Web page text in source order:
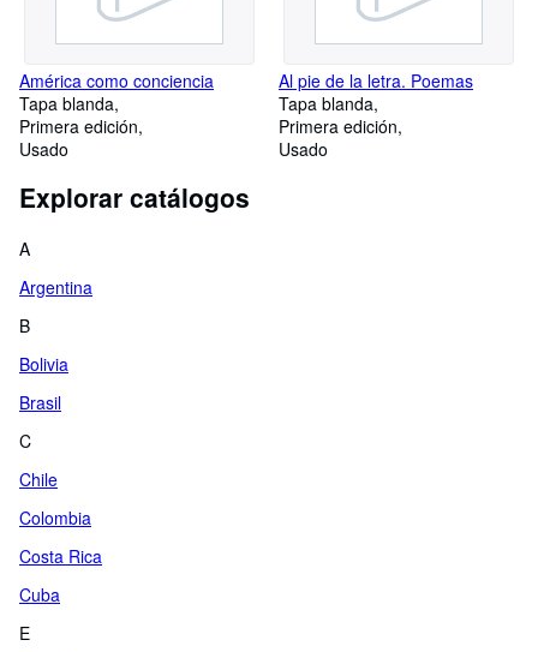
América como conciencia
Tapa blanda
Primera edición
Usado
Al pie de la letra. Poemas
Tapa blanda
Primera edición
Usado
Explorar catálogos
A
Argentina
B
Bolivia
Brasil
C
Chile
Colombia
Costa Rica
Cuba
E